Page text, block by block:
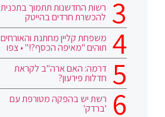
רשות החדשנות תתמוך בתכנית
להכשרת חרדים בהייטק
משפחת קליין מחתנת והאורחים
תוהים "מאיפה הכסף?!" • צפו
דרמה: האם ארה"ב לקראת
חדלות פירעון?
רשת יש בהפקה מטורפת עם
'ברדק'